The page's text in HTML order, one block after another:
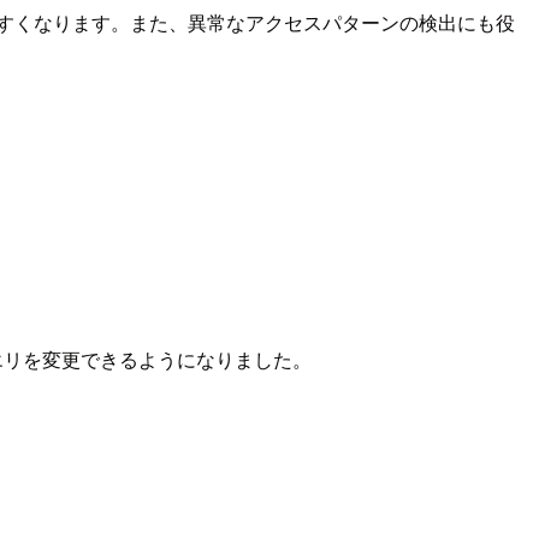
なります。また、異常なアクセスパターンの検出にも役
を変更できるようになりました。